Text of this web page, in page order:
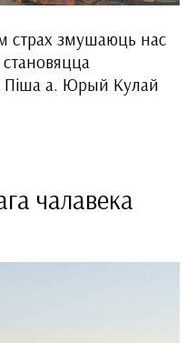
страх змушаюць нас
а. Юрый Кулай
чалавека